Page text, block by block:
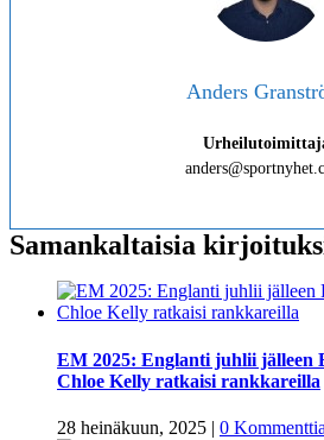
Anders
Samankaltaisia
EM 2025: Englanti juhlii jälleen
Chloe Kelly ratkaisi rankkareilla
28 heinäkuun, 2025 | 0 Kommenttia